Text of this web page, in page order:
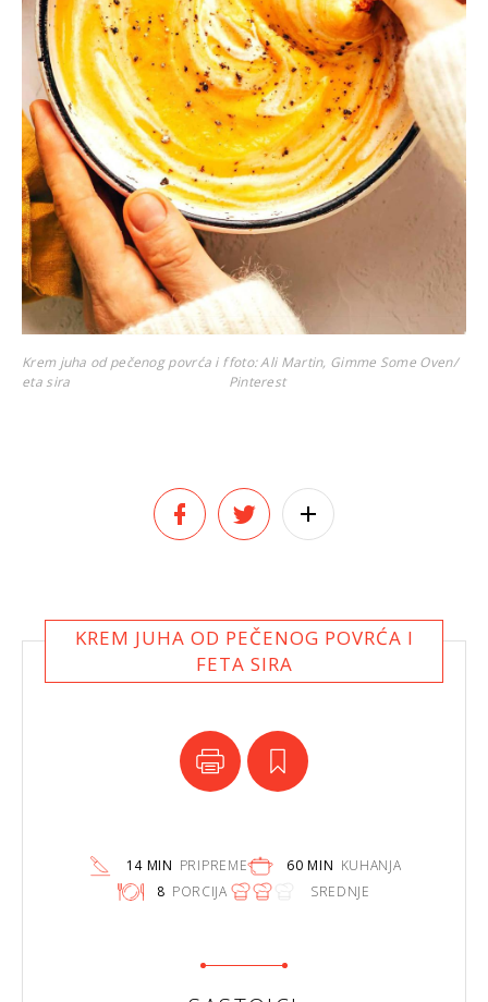
Krem juha od pečenog povrća i f
eta sira
foto: Ali Martin, Gimme Some Oven/
Pinterest
KREM JUHA OD PEČENOG POVRĆA I
FETA SIRA
14 MIN PRIPREME 60 MIN KUHANJA
8 PORCIJA SREDNJE